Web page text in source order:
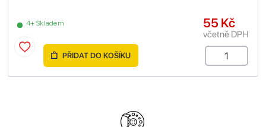
4+ Skladem 55 Kč
včetně DPH
PŘIDAT DO KOŠÍKU